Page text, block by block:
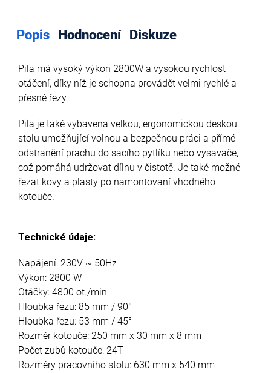
Popis Hodnocení Diskuze
Pila má vysoký výkon 2800W a vysokou rychlost
otáčení, díky níž je schopna provádět velmi rychlé a
přesné řezy.
Pila je také vybavena velkou, ergonomickou deskou
stolu umožňující volnou a bezpečnou práci a přímé
odstranění prachu do sacího pytlíku nebo vysavače,
což pomáhá udržovat dílnu v čistotě. Je také možné
řezat kovy a plasty po namontovaní vhodného
kotouče.
Technické údaje:
Napájení: 230V ~ 50Hz
Výkon: 2800 W
Otáčky: 4800 ot./min
Hloubka řezu: 85 mm / 90°
Hloubka řezu: 53 mm / 45°
Rozměr kotouče: 250 mm x 30 mm x 8 mm
Počet zubů kotouče: 24T
Rozměry pracovního stolu: 630 mm x 540 mm